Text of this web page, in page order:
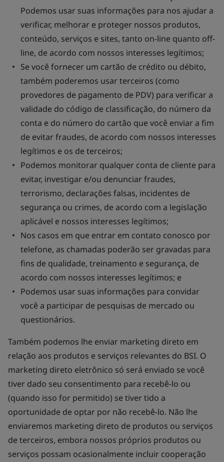
Podemos usar suas informações para nos ajudar a
verificar, melhorar e proteger nossos produtos,
conteúdo, serviços e sites, tanto on-line quanto off-
line, de acordo com nossos interesses legítimos;
Se você fornecer um cartão de crédito ou débito,
também poderemos usar terceiros (como
provedores de pagamento de PDV) para verificar a
validade do código de classificação, do número da
conta e do número do cartão que você enviar a fim
de evitar fraudes, de acordo com nossos interesses
legítimos e os de terceiros;
Podemos monitorar qualquer conta de cliente para
evitar, investigar e/ou denunciar fraudes,
terrorismo, declarações falsas, incidentes de
segurança ou crimes, de acordo com a legislação
aplicável e nossos interesses legítimos;
Nos casos em que entrar em contato conosco por
telefone, as chamadas poderão ser gravadas para
fins de qualidade, treinamento e segurança, de
acordo com nossos interesses legítimos; e
Podemos usar suas informações para convidar
você a participar de pesquisas de mercado ou
questionários.
Também podemos lhe enviar marketing direto em
relação aos produtos e serviços relevantes do BSI. O
marketing direto eletrônico só será enviado se você
tiver dado seu consentimento para recebê-lo ou
(quando isso for permitido) se tiver tido a
oportunidade de optar por não recebê-lo. Não lhe
enviaremos marketing direto de produtos ou serviços
de terceiros, embora nossos próprios produtos ou
serviços possam ocasionalmente incluir cooperação